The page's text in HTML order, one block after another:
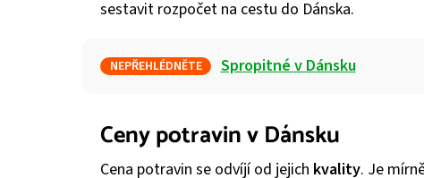
sestavit rozpočet na cestu do Dánska.
NEPŘEHLÉDNĚTE Spropitné v Dánsku
Ceny potravin v Dánsku
Cena potravin se odvíjí od jejich kvality. Je